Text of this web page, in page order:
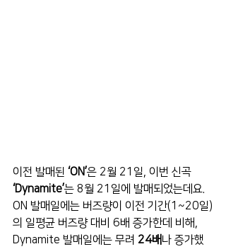
이전 발매된 ‘ON’은 2월 21일, 이번 신곡
‘Dynamite’는 8월 21일에 발매되었는데요.
ON 발매일에는 버즈량이 이전 기간(1~20일)
의 일평균 버즈량 대비 6배 증가한데 비해,
Dynamite 발매일에는 무려 24배나 증가했